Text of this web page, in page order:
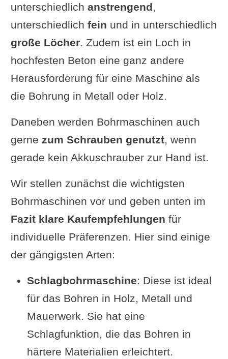
unterschiedlich anstrengend,
unterschiedlich fein und in unterschiedlich
große Löcher. Zudem ist ein Loch in
hochfesten Beton eine ganz andere
Herausforderung für eine Maschine als
die Bohrung in Metall oder Holz.
Daneben werden Bohrmaschinen auch
gerne zum Schrauben genutzt, wenn
gerade kein Akkuschrauber zur Hand ist.
Wir stellen zunächst die wichtigsten
Bohrmaschinen vor und geben unten im
Fazit klare Kaufempfehlungen für
individuelle Präferenzen. Hier sind einige
der gängigsten Arten:
Schlagbohrmaschine: Diese ist ideal
für das Bohren in Holz, Metall und
Mauerwerk. Sie hat eine
Schlagfunktion, die das Bohren in
härtere Materialien erleichtert.